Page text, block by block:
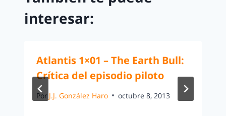
interesar:
Atlantis 1×01 – The Earth Bull:
Crítica del episodio piloto
Por J.J. González Haro octubre 8, 2013